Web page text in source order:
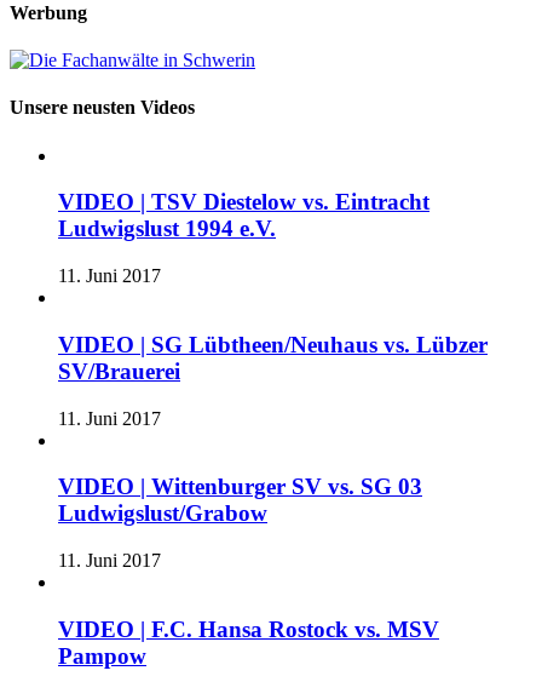
Werbung
Unsere neusten Videos
VIDEO | TSV Diestelow vs. Eintracht
Ludwigslust 1994 e.V.
11. Juni 2017
VIDEO | SG Lübtheen/Neuhaus vs. Lübzer
SV/Brauerei
11. Juni 2017
VIDEO | Wittenburger SV vs. SG 03
Ludwigslust/Grabow
11. Juni 2017
VIDEO | F.C. Hansa Rostock vs. MSV
Pampow